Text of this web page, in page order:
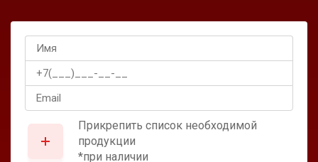
Прикрепить список необходимой
продукции
*при наличии